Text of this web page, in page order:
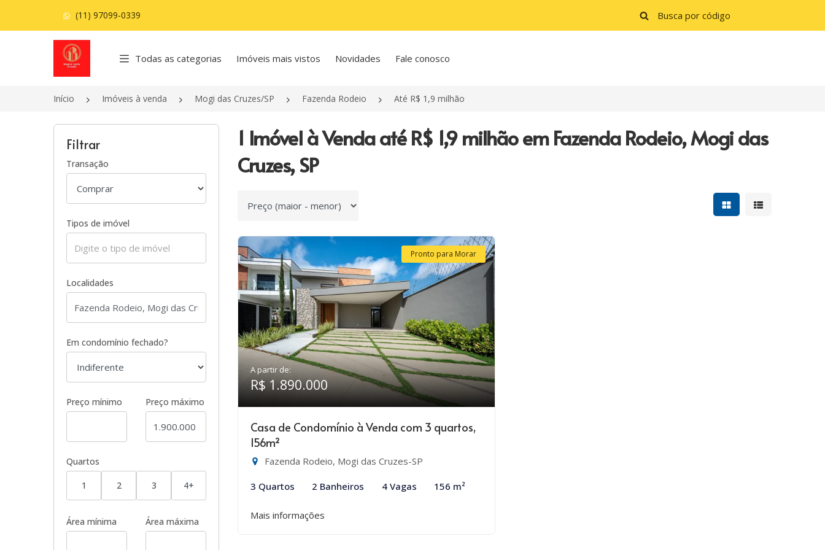
(11) 97099-0339
Página inicial
Todas as categorias Imóveis mais vistos Novidades Fale conosco
Início Imóveis à venda Mogi das Cruzes/SP Fazenda Rodeio Até R$ 1,9 milhão
Filtrar
Transação
Tipos de imóvel
Localidades
Em condomínio fechado?
Preço mínimo Preço máximo
Quartos
1 2 3 4+
Área mínima Área máxima
1 Imóvel à Venda até R$ 1,9 milhão em Fazenda Rodeio, Mogi das
Cruzes, SP
Ordenar por Mostrar resultados
Mostrar
Pronto para Morar
A partir de:
R$ 1.890.000
Casa de Condomínio à Venda com 3 quartos,
156m²
Fazenda Rodeio, Mogi das Cruzes-SP
3 Quartos 2 Banheiros 4 Vagas 156 m²
Mais informações